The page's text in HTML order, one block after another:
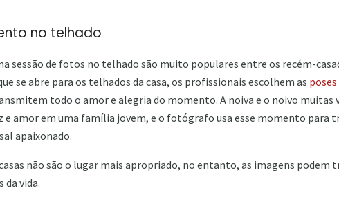
no telhado
sessão de fotos no telhado são muito populares entre os recém-
se abre para os telhados da casa, os profissionais escolhem as poses
todo o amor e alegria do momento. A noiva e o noivo muitas
e amor em uma família jovem, e o fotógrafo usa esse momento para
apaixonado.
não são o lugar mais apropriado, no entanto, as imagens
vida.